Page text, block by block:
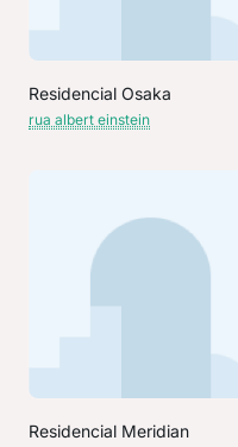
Residencial Osaka
rua albert einstein
Residencial Meridian